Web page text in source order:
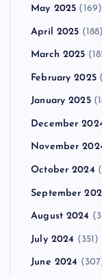
May 2025 (169)
April 2025 (188)
March 2025
February 2025
January 2025
December
November
October 2024
September
August 2024
July 2024 (351)
June 2024